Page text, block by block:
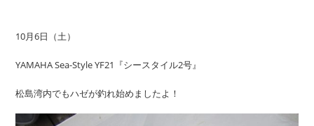
10月6日（土）
YAMAHA Sea-Style YF21『シースタイル2号』
松島湾内でもハゼが釣れ始めましたよ！